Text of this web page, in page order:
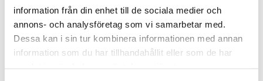
information från din enhet till de sociala medier och
annons- och analysföretag som vi samarbetar med.
Dessa kan i sin tur kombinera informationen med annan
information som du har tillhandahållit eller som de har
Färg
Höjd (mm) 604
Produkttyp Kommod